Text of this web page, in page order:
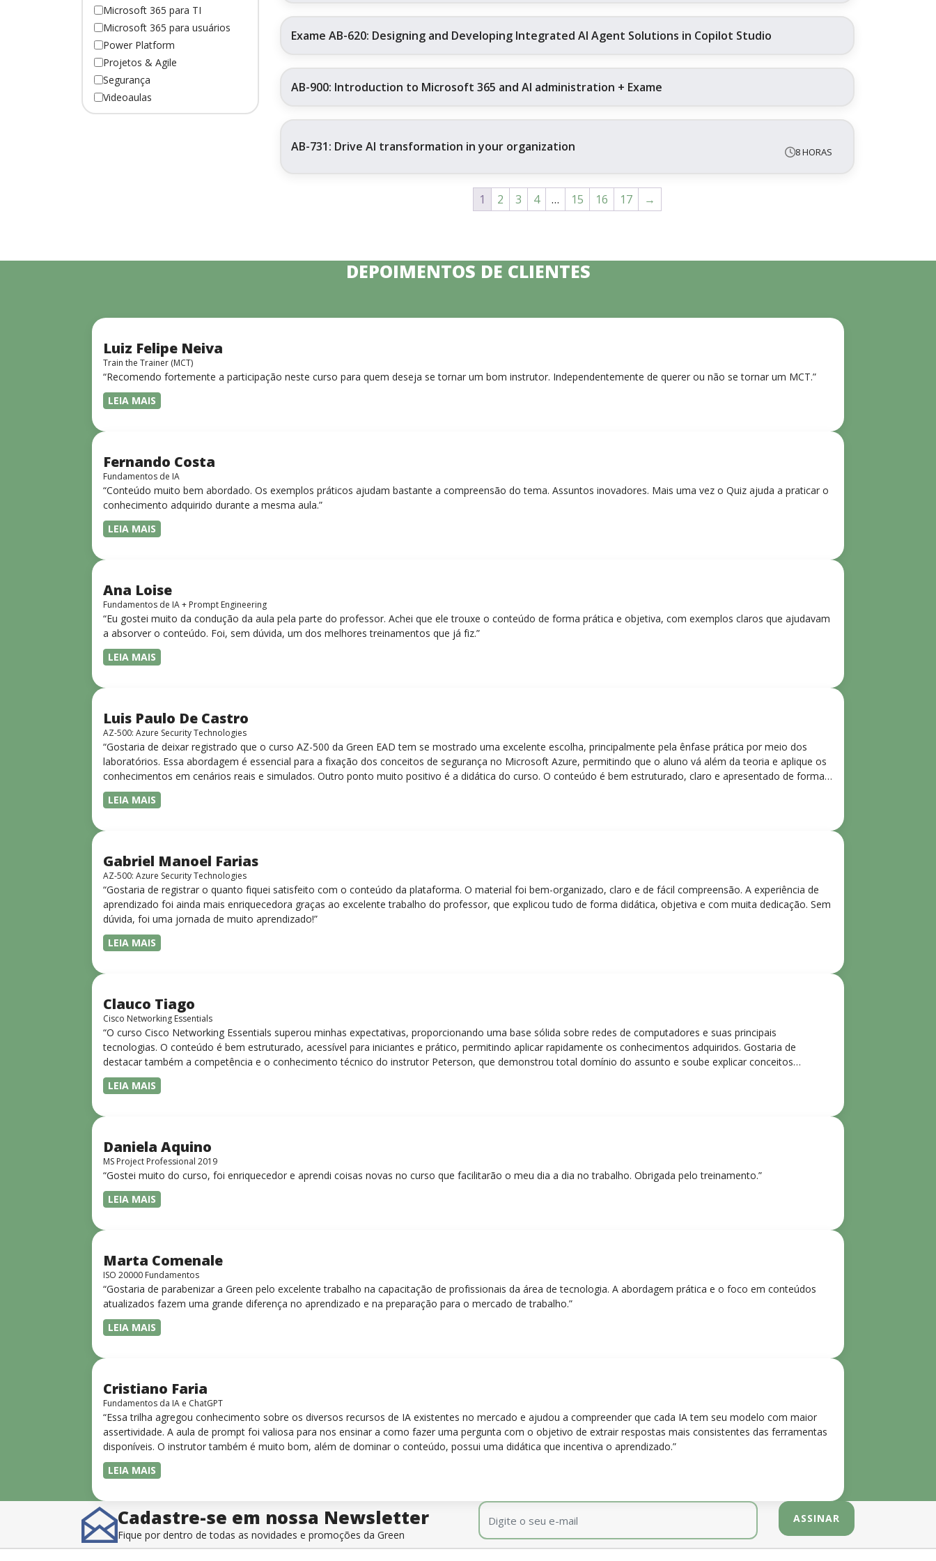
Microsoft 365 para TI
Microsoft 365 para usuários
Power Platform
Projetos & Agile
Segurança
Videoaulas
Exame AB-620: Designing and Developing Integrated AI Agent Solutions in Copilot Studio
AB-900: Introduction to Microsoft 365 and AI administration + Exame
AB-731: Drive AI transformation in your organization 8 HORAS
1 2 3 4 … 15 16 17 →
DEPOIMENTOS DE CLIENTES
Luiz Felipe Neiva
Train the Trainer (MCT)
“Recomendo fortemente a participação neste curso para quem deseja se tornar um bom instrutor. Independentemente de querer ou não se tornar um MCT.”
LEIA MAIS
Fernando Costa
Fundamentos de IA
“Conteúdo muito bem abordado. Os exemplos práticos ajudam bastante a compreensão do tema. Assuntos inovadores. Mais uma vez o Quiz ajuda a praticar o
conhecimento adquirido durante a mesma aula.”
LEIA MAIS
Ana Loise
Fundamentos de IA + Prompt Engineering
“Eu gostei muito da condução da aula pela parte do professor. Achei que ele trouxe o conteúdo de forma prática e objetiva, com exemplos claros que ajudavam
a absorver o conteúdo. Foi, sem dúvida, um dos melhores treinamentos que já fiz.”
LEIA MAIS
Luis Paulo De Castro
AZ-500: Azure Security Technologies
“Gostaria de deixar registrado que o curso AZ-500 da Green EAD tem se mostrado uma excelente escolha, principalmente pela ênfase prática por meio dos
laboratórios. Essa abordagem é essencial para a fixação dos conceitos de segurança no Microsoft Azure, permitindo que o aluno vá além da teoria e aplique os
conhecimentos em cenários reais e simulados. Outro ponto muito positivo é a didática do curso. O conteúdo é bem estruturado, claro e apresentado de forma
progressiva, o que facilita o entendimento mesmo para quem não tem uma bagagem técnica muito avançada.”
LEIA MAIS
Gabriel Manoel Farias
AZ-500: Azure Security Technologies
“Gostaria de registrar o quanto fiquei satisfeito com o conteúdo da plataforma. O material foi bem-organizado, claro e de fácil compreensão. A experiência de
aprendizado foi ainda mais enriquecedora graças ao excelente trabalho do professor, que explicou tudo de forma didática, objetiva e com muita dedicação. Sem
dúvida, foi uma jornada de muito aprendizado!”
LEIA MAIS
Clauco Tiago
Cisco Networking Essentials
“O curso Cisco Networking Essentials superou minhas expectativas, proporcionando uma base sólida sobre redes de computadores e suas principais
tecnologias. O conteúdo é bem estruturado, acessível para iniciantes e prático, permitindo aplicar rapidamente os conhecimentos adquiridos. Gostaria de
destacar também a competência e o conhecimento técnico do instrutor Peterson, que demonstrou total domínio do assunto e soube explicar conceitos
complexos de forma clara e objetiva. Sua didática facilitou o aprendizado e tornou as aulas dinâmicas e envolventes. Recomendo o curso para todos que
desejam iniciar ou aprofundar seus conhecimentos em redes!”
LEIA MAIS
Daniela Aquino
MS Project Professional 2019
“Gostei muito do curso, foi enriquecedor e aprendi coisas novas no curso que facilitarão o meu dia a dia no trabalho. Obrigada pelo treinamento.”
LEIA MAIS
Marta Comenale
ISO 20000 Fundamentos
“Gostaria de parabenizar a Green pelo excelente trabalho na capacitação de profissionais da área de tecnologia. A abordagem prática e o foco em conteúdos
atualizados fazem uma grande diferença no aprendizado e na preparação para o mercado de trabalho.”
LEIA MAIS
Cristiano Faria
Fundamentos da IA e ChatGPT
“Essa trilha agregou conhecimento sobre os diversos recursos de IA existentes no mercado e ajudou a compreender que cada IA tem seu modelo com maior
assertividade. A aula de prompt foi valiosa para nos ensinar a como fazer uma pergunta com o objetivo de extrair respostas mais consistentes das ferramentas
disponíveis. O instrutor também é muito bom, além de dominar o conteúdo, possui uma didática que incentiva o aprendizado.”
LEIA MAIS
Cadastre-se em nossa Newsletter
Fique por dentro de todas as novidades e promoções da Green
E-mail